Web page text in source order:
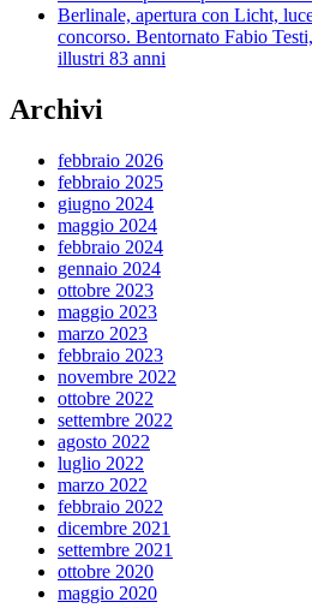
Berlinale, apertura con Licht,
concorso. Bentornato Fabio
illustri 83 anni
Archivi
febbraio 2026
febbraio 2025
giugno 2024
maggio 2024
febbraio 2024
gennaio 2024
ottobre 2023
maggio 2023
marzo 2023
febbraio 2023
novembre 2022
ottobre 2022
settembre 2022
agosto 2022
luglio 2022
marzo 2022
febbraio 2022
dicembre 2021
settembre 2021
ottobre 2020
maggio 2020